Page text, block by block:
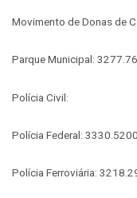
Movimento de Donas de
Parque Municipal:
Polícia Civil:
Polícia Federal: 3330.5200
Polícia Ferroviária: